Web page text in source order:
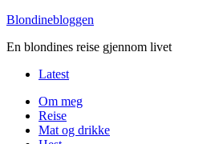
Blondinebloggen
En blondines reise gjennom livet
Latest
Om meg
Reise
Mat og drikke